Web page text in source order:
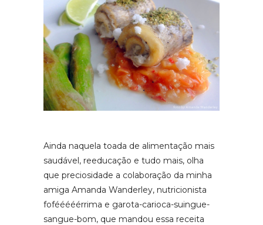
Ainda naquela toada de alimentação mais
saudável, reeducação e tudo mais, olha
que preciosidade a colaboração da minha
amiga Amanda Wanderley, nutricionista
fofééééérrima e garota-carioca-suingue-
sangue-bom, que mandou essa receita